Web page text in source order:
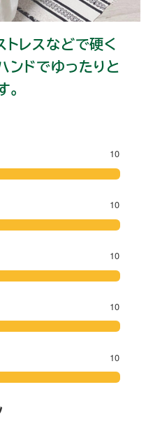
トレスなどで硬く
ンドでゆったりと
10
10
10
10
10